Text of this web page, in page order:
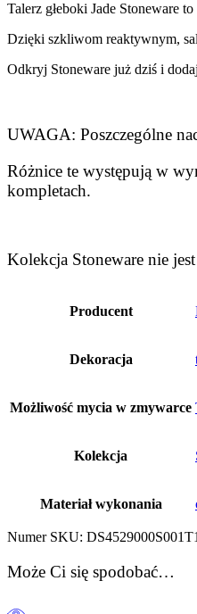
Talerz głeboki Jade Stoneware
Dzięki szkliwom reaktywnym,
Odkryj Stoneware już dziś i
UWAGA: Poszczególne
Różnice te występują w
kompletach.
Kolekcja Stoneware nie
Producent
Dekoracja
Możliwość mycia w zmywarce
Kolekcja
Materiał wykonania
Numer SKU: DS4529000S001T1
Może Ci się spodobać…